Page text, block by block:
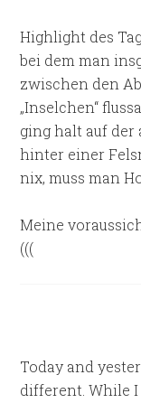
Highlight des
bei dem man
zwischen den
„Inselchen“
ging halt auf der
hinter einer
nix, muss man
Meine
(((
Today and
different. While